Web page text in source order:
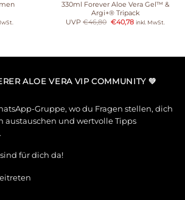
330ml Forever Aloe Vera Gel™ &
Argi+® Tripack
UVP€46,80 €40,78 inkl. MwSt.
ALOE VERA VIP COMMUNITY 💚
Gruppe, wo du Fragen stellen, dich
austauschen und wertvolle Tipps
für dich da!